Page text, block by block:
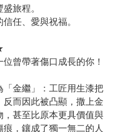
旅程。
任、愛與祝福。
曾帶著傷口成長的你！
「金繼」：工匠用生漆把
而因此被凸顯，撒上金
甚至比原本更具價值與
，鑲成了獨一無二的人